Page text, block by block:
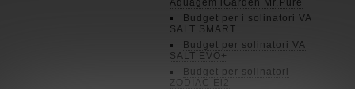
Aquagem iGarden Mr.Pure
Budget per i solinatori VA
SALT SMART
Budget per solinatori VA
SALT EVO+
Budget per solinatori
ZODIAC Ei2